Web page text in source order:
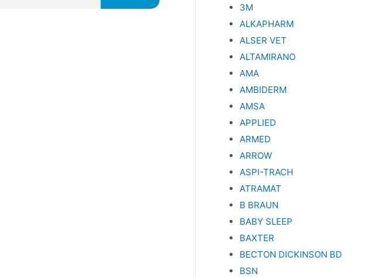
3M
ALKAPHARM
ALSER VET
ALTAMIRANO
AMA
AMBIDERM
AMSA
APPLIED
ARMED
ARROW
ASPI-TRACH
ATRAMAT
B BRAUN
BABY SLEEP
BAXTER
BECTON DICKINSON BD
BSN